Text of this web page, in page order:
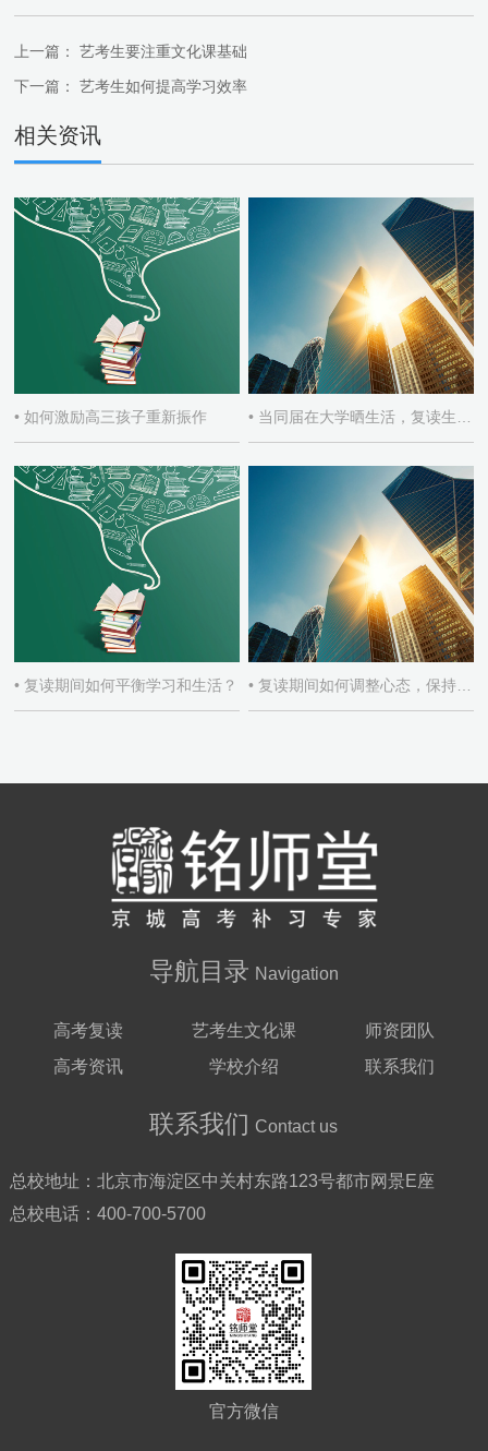
上一篇：
艺考生要注重文化课基础
下一篇：
艺考生如何提高学习效率
相关资讯
• 如何激励高三孩子重新振作 • 当同届在大学晒生活，复读生如何自处
• 复读期间如何平衡学习和生活？ • 复读期间如何调整心态，保持积极学习态度？
导航目录 Navigation
高考复读 艺考生文化课
师资团队
高考资讯
学校介绍 联系我们
联系我们 Contact us
总校地址： 北京市海淀区中关村东路123号都市网景E座
总校电话： 400-700-5700
官方微信